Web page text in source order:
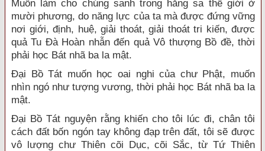
Muốn làm cho chúng sanh trong hằng sa thế giới ở
mười phương, do năng lực của ta mà được đứng vững
nơi giới, định, huệ, giải thoát, giải thoát tri kiến, được
quả Tu Đà Hoàn nhẫn đến quả Vô thượng Bồ đề, thời
phải học Bát nhã ba la mật.
Đại Bồ Tát muốn học oai nghi của chư Phật, muốn
nhìn ngó như tượng vương, thời phải học Bát nhã ba la
mật.
Đại Bồ Tát nguyện rằng khiến cho tôi lúc đi, chân tôi
cách đất bốn ngón tay không đạp trên đất, tôi sẽ được
vô lượng chư Thiên cõi Dục, cõi Sắc, từ Tứ Thiên